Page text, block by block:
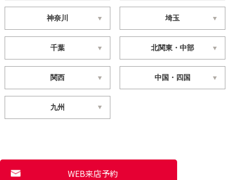
神奈川 埼玉
千葉 北関東・中部
関西 中国・四国
九州
WEB来店予約